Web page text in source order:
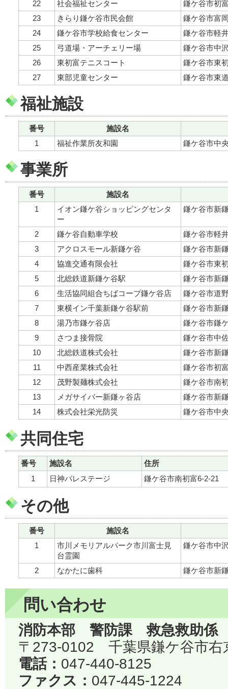
22
社会福祉センター
鎌ケ谷市初
23
きらり鎌ケ谷市民会館
鎌ケ谷市富
24
鎌ケ谷市学校給食センター
鎌ケ谷市軽
25
弓道場・アーチェリー場
鎌ケ谷市中
26
東初富テニスコート
鎌ケ谷市東
27
東部児童センター 鎌ケ谷市東
福祉施設
番号
施設名
1
福祉作業所友和園 鎌ケ谷市中
事業所
番号
施設名
1
イオン鎌ケ谷ショッピングセンタ
ー
鎌ケ谷市新
2 鎌ケ谷自動車学校
鎌ケ谷市軽
3
アクロスモール新鎌ケ谷
鎌ケ谷市新
4
協進交通有限会社
鎌ケ谷市東
5
北総鉄道新鎌ケ谷駅
鎌ケ谷市新
6
生活協同組合ちばコープ鎌ケ谷店
鎌ケ谷市道
7
東横イン千葉新鎌ケ谷駅前
鎌ケ谷市新
8
湯乃市鎌ケ谷店
鎌ケ谷市鎌
9
さつま接骨院
鎌ケ谷市中
10
北総鉄道株式会社
鎌ケ谷市新
11
中西産業株式会社
鎌ケ谷市初
12
茂野製麺株式会社
鎌ケ谷市南
13
メガサイバー新鎌ヶ谷店
鎌ケ谷市新
14
株式会社栄光防災 鎌ケ谷市中
共同住宅
番号 施設名
住所
1
日神パレステージ 鎌ケ谷市南初富6-2-21
その他
番号
施設名
1
市川メモリアルパーク市川富士見
台霊園
鎌ケ谷市中
2 なかたに歯科 鎌ケ谷市新
問い合わせ
消防本部 警防課 救急救助係
〒273-0102 千葉県鎌ケ谷市右
電話： 047-440-8125
ファクス： 047-445-1224